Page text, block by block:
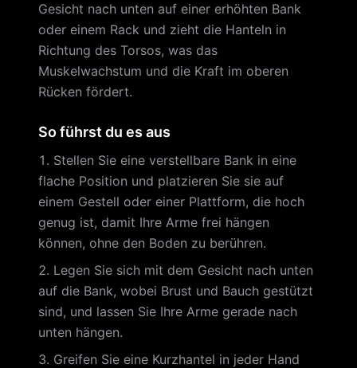
Gesicht nach unten auf einer erhöhten Bank
oder einem Rack und zieht die Hanteln in
Richtung des Torsos, was das
Muskelwachstum und die Kraft im oberen
Rücken fördert.
So führst du es aus
Stellen Sie eine verstellbare Bank in eine
flache Position und platzieren Sie sie auf
einem Gestell oder einer Plattform, die hoch
genug ist, damit Ihre Arme frei hängen
können, ohne den Boden zu berühren.
Legen Sie sich mit dem Gesicht nach unten
auf die Bank, wobei Brust und Bauch gestützt
sind, und lassen Sie Ihre Arme gerade nach
unten hängen.
Greifen Sie eine Kurzhantel in jeder Hand